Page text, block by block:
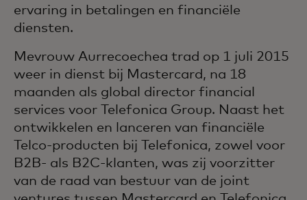
ervaring in betalingen en financiële
diensten.
Mevrouw Aurrecoechea trad op 1 juli 2015
weer in dienst bij Mastercard, na 18
maanden als global director financial
services voor Telefonica Group. Naast het
ontwikkelen en lanceren van financiële
Telco-producten bij Telefonica, zowel voor
B2B- als B2C-klanten, was zij voorzitter
van de raad van bestuur van de joint